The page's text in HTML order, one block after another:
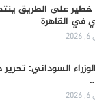
على الطريق
في القاهرة
السوداني: تحرير